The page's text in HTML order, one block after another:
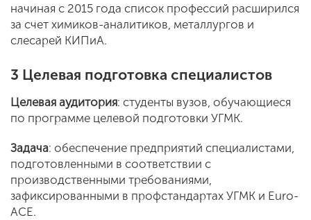
начиная с 2015 года список профессий расширился
за счет химиков-аналитиков, металлургов и
слесарей КИПиА.
3 Целевая подготовка специалистов
Целевая аудитория: студенты вузов, обучающиеся
по программе целевой подготовки УГМК.
Задача: обеспечение предприятий специалистами,
подготовленными в соответствии с
производственными требованиями,
зафиксированными в профстандартах УГМК и Euro-
ACE.